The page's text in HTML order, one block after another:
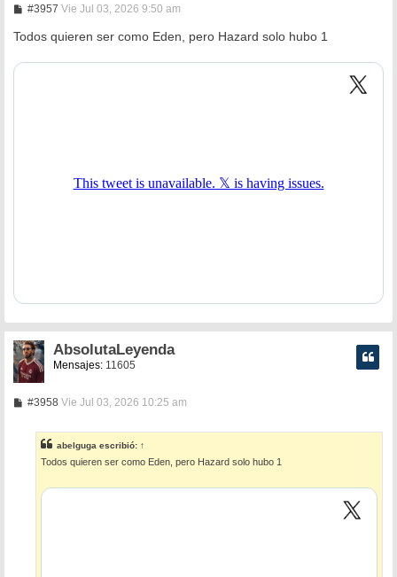
#3957M
n
s
Vie Jul 03, 2026 9:50 am
Todos quieren ser como Eden, pero Hazard solo hubo 1
AbsolutaLeyenda
Mensajes: 11605
#3958M
a
j
Vie Jul 03, 2026 10:25 am
abelguga escribió: ↑
Todos quieren ser como Eden, pero Hazard solo hubo 1